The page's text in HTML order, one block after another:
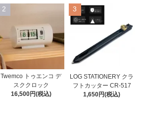
2
Twemco トゥエンコ デ
スククロック
16,500円(税込)
3
LOG STATIONERY クラ
フトカッター CR-517
1,650円(税込)